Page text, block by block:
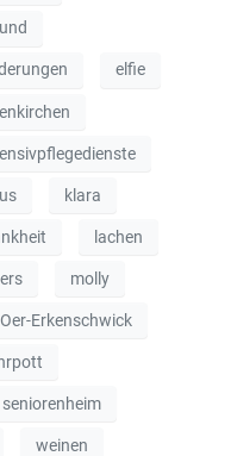
elfie
klara
lachen
molly
Oer-Erkenschwick
seniorenheim
weinen